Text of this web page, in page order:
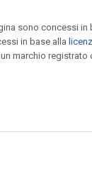
sono concessi in
in base alla
un marchio